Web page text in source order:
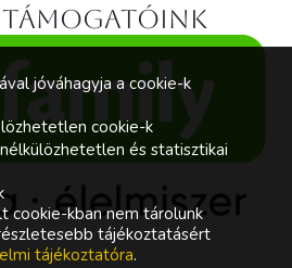
támogatóink
jóváhagyja a cookie-k
cookie-k
és statisztikai
cookie-kban nem tárolunk
tájékoztatásért
tájékoztatóra.